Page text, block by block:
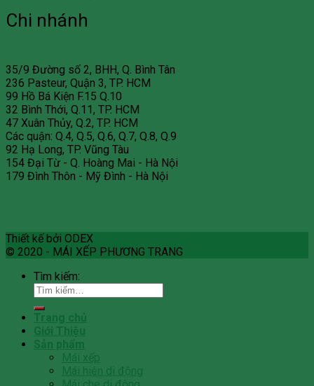
Chi nhánh
35/9 Đường số 2, BHH, Q. Bình Tân
236 Pasteur, Quận 3, TP. HCM
99 Hồ Bá Kiện F.15 Q.10
32 Bình Thới, Q.11, TP. HCM
47 Xuân Thủy, Q.2, TP. HCM
Các quận: Q.4, Q.5, Q.6, Q.7, Q.8, Q.9
92 Hạ Long, TP. Vũng Tàu
154 Đại Từ - Q. Hoàng Mai - Hà Nội
179 Đình Thôn - Mỹ Đình - Hà Nội
Thiết kế bởi ODEX
© 2020 - MÁI XẾP PHƯƠNG TRANG
Tìm kiếm:
Trang chủ
Giới Thiệu
Sản phẩm
Mái xếp
Mái hiên di động